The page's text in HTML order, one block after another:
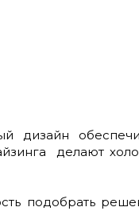
дизайн
делают
подобрать